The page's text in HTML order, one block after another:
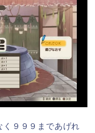
く９９９まであげれ